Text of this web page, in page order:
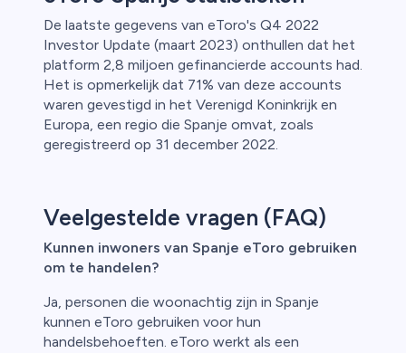
De laatste gegevens van eToro's Q4 2022
Investor Update (maart 2023) onthullen dat het
platform 2,8 miljoen gefinancierde accounts had.
Het is opmerkelijk dat 71% van deze accounts
waren gevestigd in het Verenigd Koninkrijk en
Europa, een regio die Spanje omvat, zoals
geregistreerd op 31 december 2022.
Veelgestelde vragen (FAQ)
Kunnen inwoners van Spanje eToro gebruiken
om te handelen?
Ja, personen die woonachtig zijn in Spanje
kunnen eToro gebruiken voor hun
handelsbehoeften. eToro werkt als een